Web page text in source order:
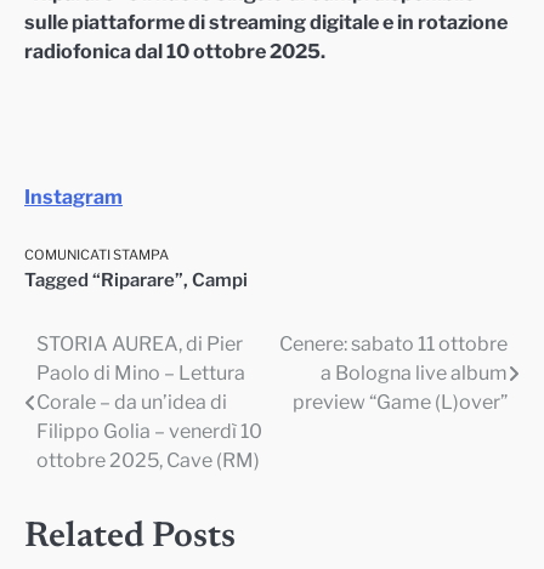
sulle piattaforme di streaming digitale e in rotazione
radiofonica dal 10 ottobre 2025.
Instagram
COMUNICATI STAMPA
Tagged “Riparare”, Campi
Navigazione
articoli
STORIA AUREA, di Pier
Paolo di Mino – Lettura
Corale – da un’idea di
Filippo Golia – venerdì 10
ottobre 2025, Cave (RM)
Cenere: sabato 11 ottobre
a Bologna live album
preview “Game (L)over”
Related Posts